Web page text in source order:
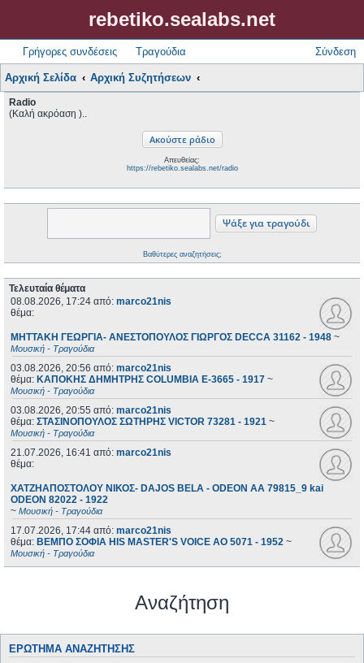
rebetiko.sealabs.net
Γρήγορες συνδέσεις Τραγούδια Σύνδεση
Αρχική Σελίδα Αρχική Συζητήσεων
Radio
(Καλή ακρόαση )..
Απευθείας:
https://rebetiko.sealabs.net/radio
Βαθύτερες αναζητήσεις;
Τελευταία θέματα
08.08.2026, 17:24 από: marco21nis
θέμα:
ΜΗΤΤΑΚΗ ΓΕΩΡΓΙΑ- ΑΝΕΣΤΟΠΟΥΛΟΣ ΓΙΩΡΓΟΣ DECCA 31162 - 1948 ~
Μουσική - Τραγούδια
03.08.2026, 20:56 από: marco21nis
θέμα: ΚΑΠΟΚΗΣ ΔΗΜΗΤΡΗΣ COLUMBIA E-3665 - 1917 ~
Μουσική - Τραγούδια
03.08.2026, 20:55 από: marco21nis
θέμα: ΣΤΑΣΙΝΟΠΟΥΛΟΣ ΣΩΤΗΡΗΣ VICTOR 73281 - 1921 ~
Μουσική - Τραγούδια
21.07.2026, 16:41 από: marco21nis
θέμα:
ΧΑΤΖΗΑΠΟΣΤΟΛΟΥ ΝΙΚΟΣ- DAJOS BELA - ODEON AA 79815_9 kai
ODEON 82022 - 1922
~ Μουσική - Τραγούδια
17.07.2026, 17:44 από: marco21nis
θέμα: ΒΕΜΠΟ ΣΟΦΙΑ HIS MASTER'S VOICE AO 5071 - 1952 ~
Μουσική - Τραγούδια
Αναζήτηση
ΕΡΏΤΗΜΑ ΑΝΑΖΉΤΗΣΗΣ